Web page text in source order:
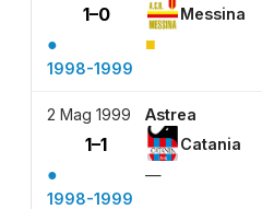
1–0 Messina
● ■
1998-1999
2 Mag 1999 Astrea
1–1 Catania
●
—
1998-1999